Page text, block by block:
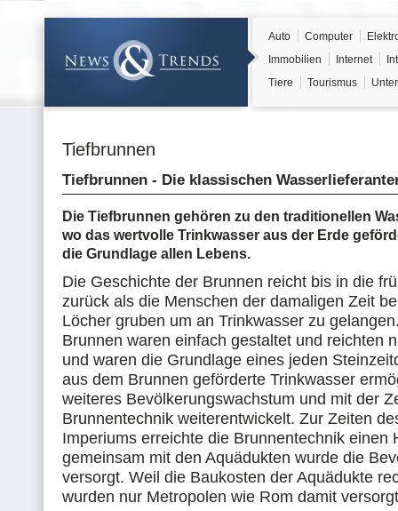
Auto Computer
Immobilien
Internet
Tiere
Tourismus
Tiefbrunnen
Tiefbrunnen - Die klassischen
Die Tiefbrunnen gehören zu den traditionellen
wo das wertvolle Trinkwasser aus der Erde
die Grundlage allen Lebens.
Die Geschichte der Brunnen reicht bis in die
zurück als die Menschen der damaligen Zeit
Löcher gruben um an Trinkwasser zu
Brunnen waren einfach gestaltet und reichten
und waren die Grundlage eines jeden
aus dem Brunnen geförderte Trinkwasser
weiteres Bevölkerungswachstum und mit der
Brunnentechnik weiterentwickelt. Zur Zeiten
Imperiums erreichte die Brunnentechnik einen
gemeinsam mit den Aquädukten wurde die
versorgt. Weil die Baukosten der Aquädukte
wurden nur Metropolen wie Rom damit